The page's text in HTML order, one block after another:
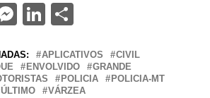
Messenger
LinkedIn
APLICATIVOS
CIVIL
ENVOLVIDO
GRANDE
POLICIA
POLICIA-MT
ÚLTIMO VÁRZEA